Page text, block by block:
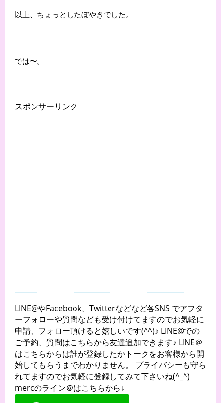
以上、ちょっとしたぼやきでした。
では〜。
スポンサーリンク
LINE@やFacebook、Twitterなどなど各SNS でアフタ
ーフォローや質問なども受け付けてますのでお気軽に
申請、フォロー頂けると嬉しいです(^^)♪ LINE@での
ご予約、質問はこちらから友達追加できます♪ LINE＠
はこちらからは誰が登録したかトークをお客様から開
始してもらうまでわかりません。 プライバシーも守ら
れてますのでお気軽に登録してみて下さいね(^_^)
mercのライン＠はこちらから↓